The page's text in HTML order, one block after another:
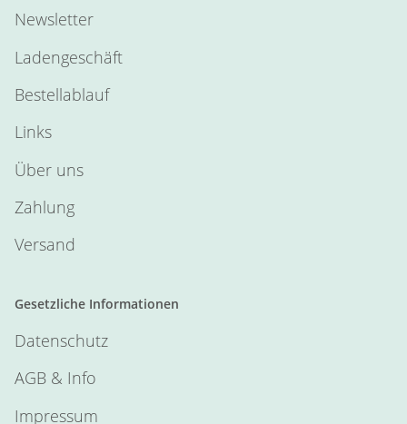
Newsletter
Ladengeschäft
Bestellablauf
Links
Über uns
Zahlung
Versand
Gesetzliche Informationen
Datenschutz
AGB & Info
Impressum